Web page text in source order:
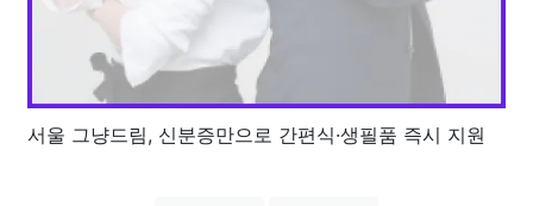
서울 그냥드림, 신분증만으로 간편식·생필품 즉시 지원